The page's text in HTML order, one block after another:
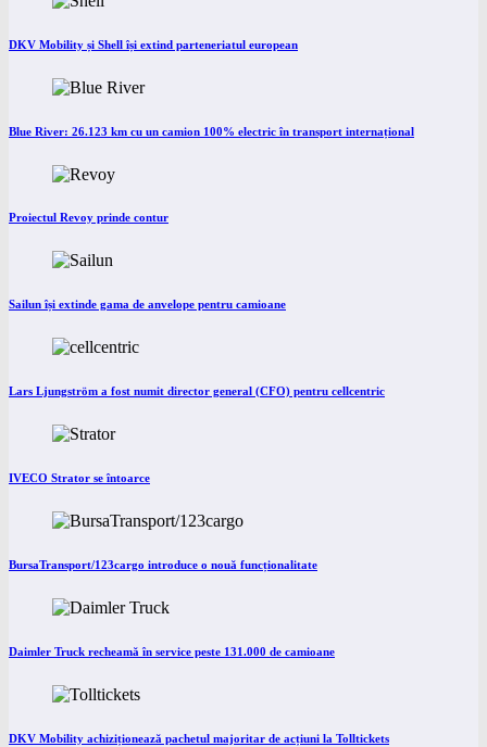
DKV Mobility și Shell își extind parteneriatul european
Blue River: 26.123 km cu un camion 100% electric în transport internațional
Proiectul Revoy prinde contur
Sailun își extinde gama de anvelope pentru camioane
Lars Ljungström a fost numit director general (CFO) pentru cellcentric
IVECO Strator se întoarce
BursaTransport/123cargo introduce o nouă funcționalitate
Daimler Truck recheamă în service peste 131.000 de camioane
DKV Mobility achiziționează pachetul majoritar de acțiuni la Tolltickets